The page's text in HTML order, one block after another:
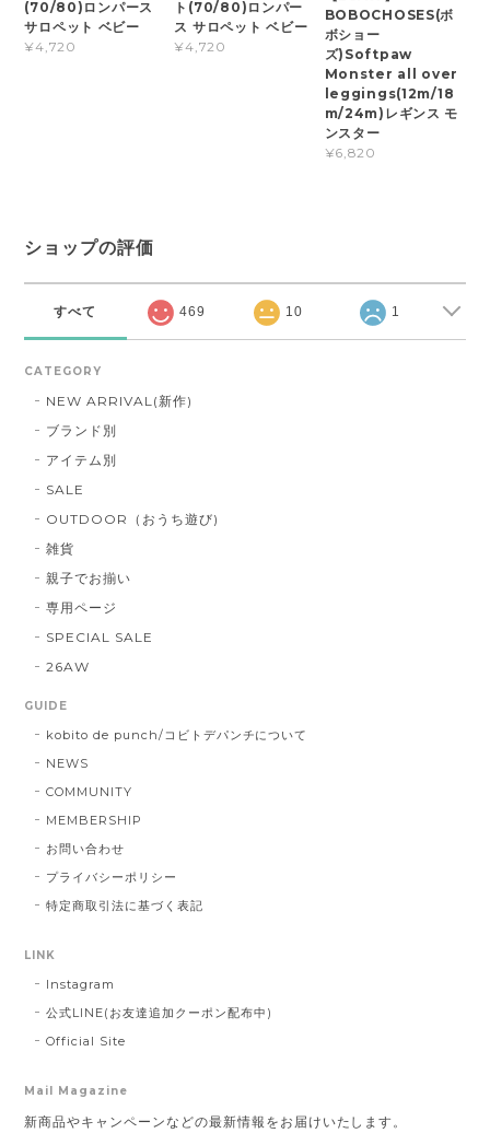
(70/80)ロンパース
サロペット ベビー
¥4,720
ト(70/80)ロンパー
ス サロペット ベビー
¥4,720
BOBOCHOSES(ボ
ボショー
ズ)Softpaw
Monster all over
leggings(12m/18
m/24m)レギンス モ
ンスター
¥6,820
ショップの評価
すべて 469 10 1
CATEGORY
NEW ARRIVAL(新作)
ブランド別
アイテム別
SALE
OUTDOOR（おうち遊び)
雑貨
親子でお揃い
専用ページ
SPECIAL SALE
26AW
GUIDE
kobito de punch/コビトデパンチについて
NEWS
COMMUNITY
MEMBERSHIP
お問い合わせ
プライバシーポリシー
特定商取引法に基づく表記
LINK
Instagram
公式LINE(お友達追加クーポン配布中)
Official Site
Mail Magazine
新商品やキャンペーンなどの最新情報をお届けいたします。